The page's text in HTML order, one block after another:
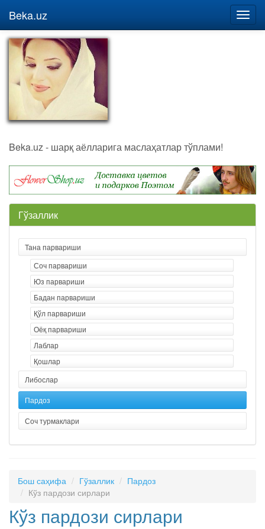
Beka.uz
Beka.uz - шарқ аёлларига маслаҳатлар тўплами!
Гўзаллик
Тана парвариши
Соч парвариши
Юз парвариши
Бадан парвариши
Қўл парвариши
Оёқ парвариши
Лаблар
Қошлар
Либослар
Пардоз
Соч турмаклари
Бош саҳифа Гўзаллик
Пардоз
Кўз пардози сирлари
Кўз пардози сирлари